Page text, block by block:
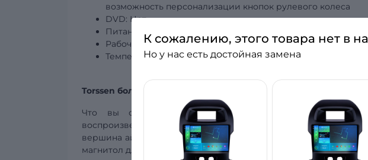
возможность персонализации кнопок рулевого колеса
DVD: Нет
Питание: DC 12V
Рабочая температура: -20°C – +70°C
Температура хранения: -30°C – +80°C
Torssen больше, чем автомагнитола!
Что вы ожидаете от штатной магнитолы для своего
воспроизведение, поддержка многочисленных форматов
вершина айсберга, когда речь идёт об автомагнитоле
магнитол для автомобилей?
К сожалению, этого товара нет в
Но у нас есть достойная замена